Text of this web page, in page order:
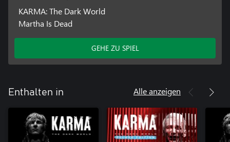
KARMA: The Dark World
Martha Is Dead
GEHE ZU SPIEL
Enthalten in Alle anzeigen